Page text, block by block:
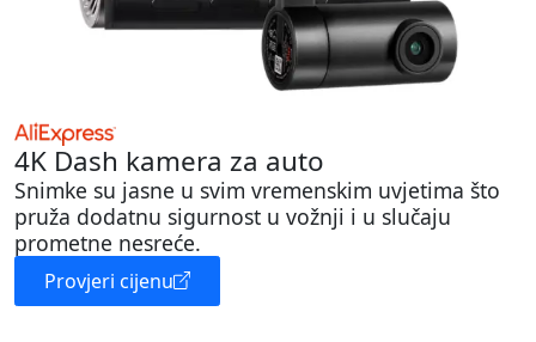
4K Dash kamera za auto
Snimke su jasne u svim vremenskim uvjetima što
pruža dodatnu sigurnost u vožnji i u slučaju
prometne nesreće.
Provjeri cijenu